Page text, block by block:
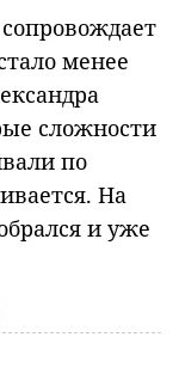
менее
сложности
по
На
и уже